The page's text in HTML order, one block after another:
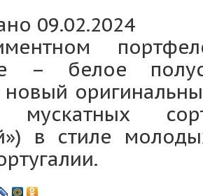
09.02.2024
– белое
мускатных
в стиле